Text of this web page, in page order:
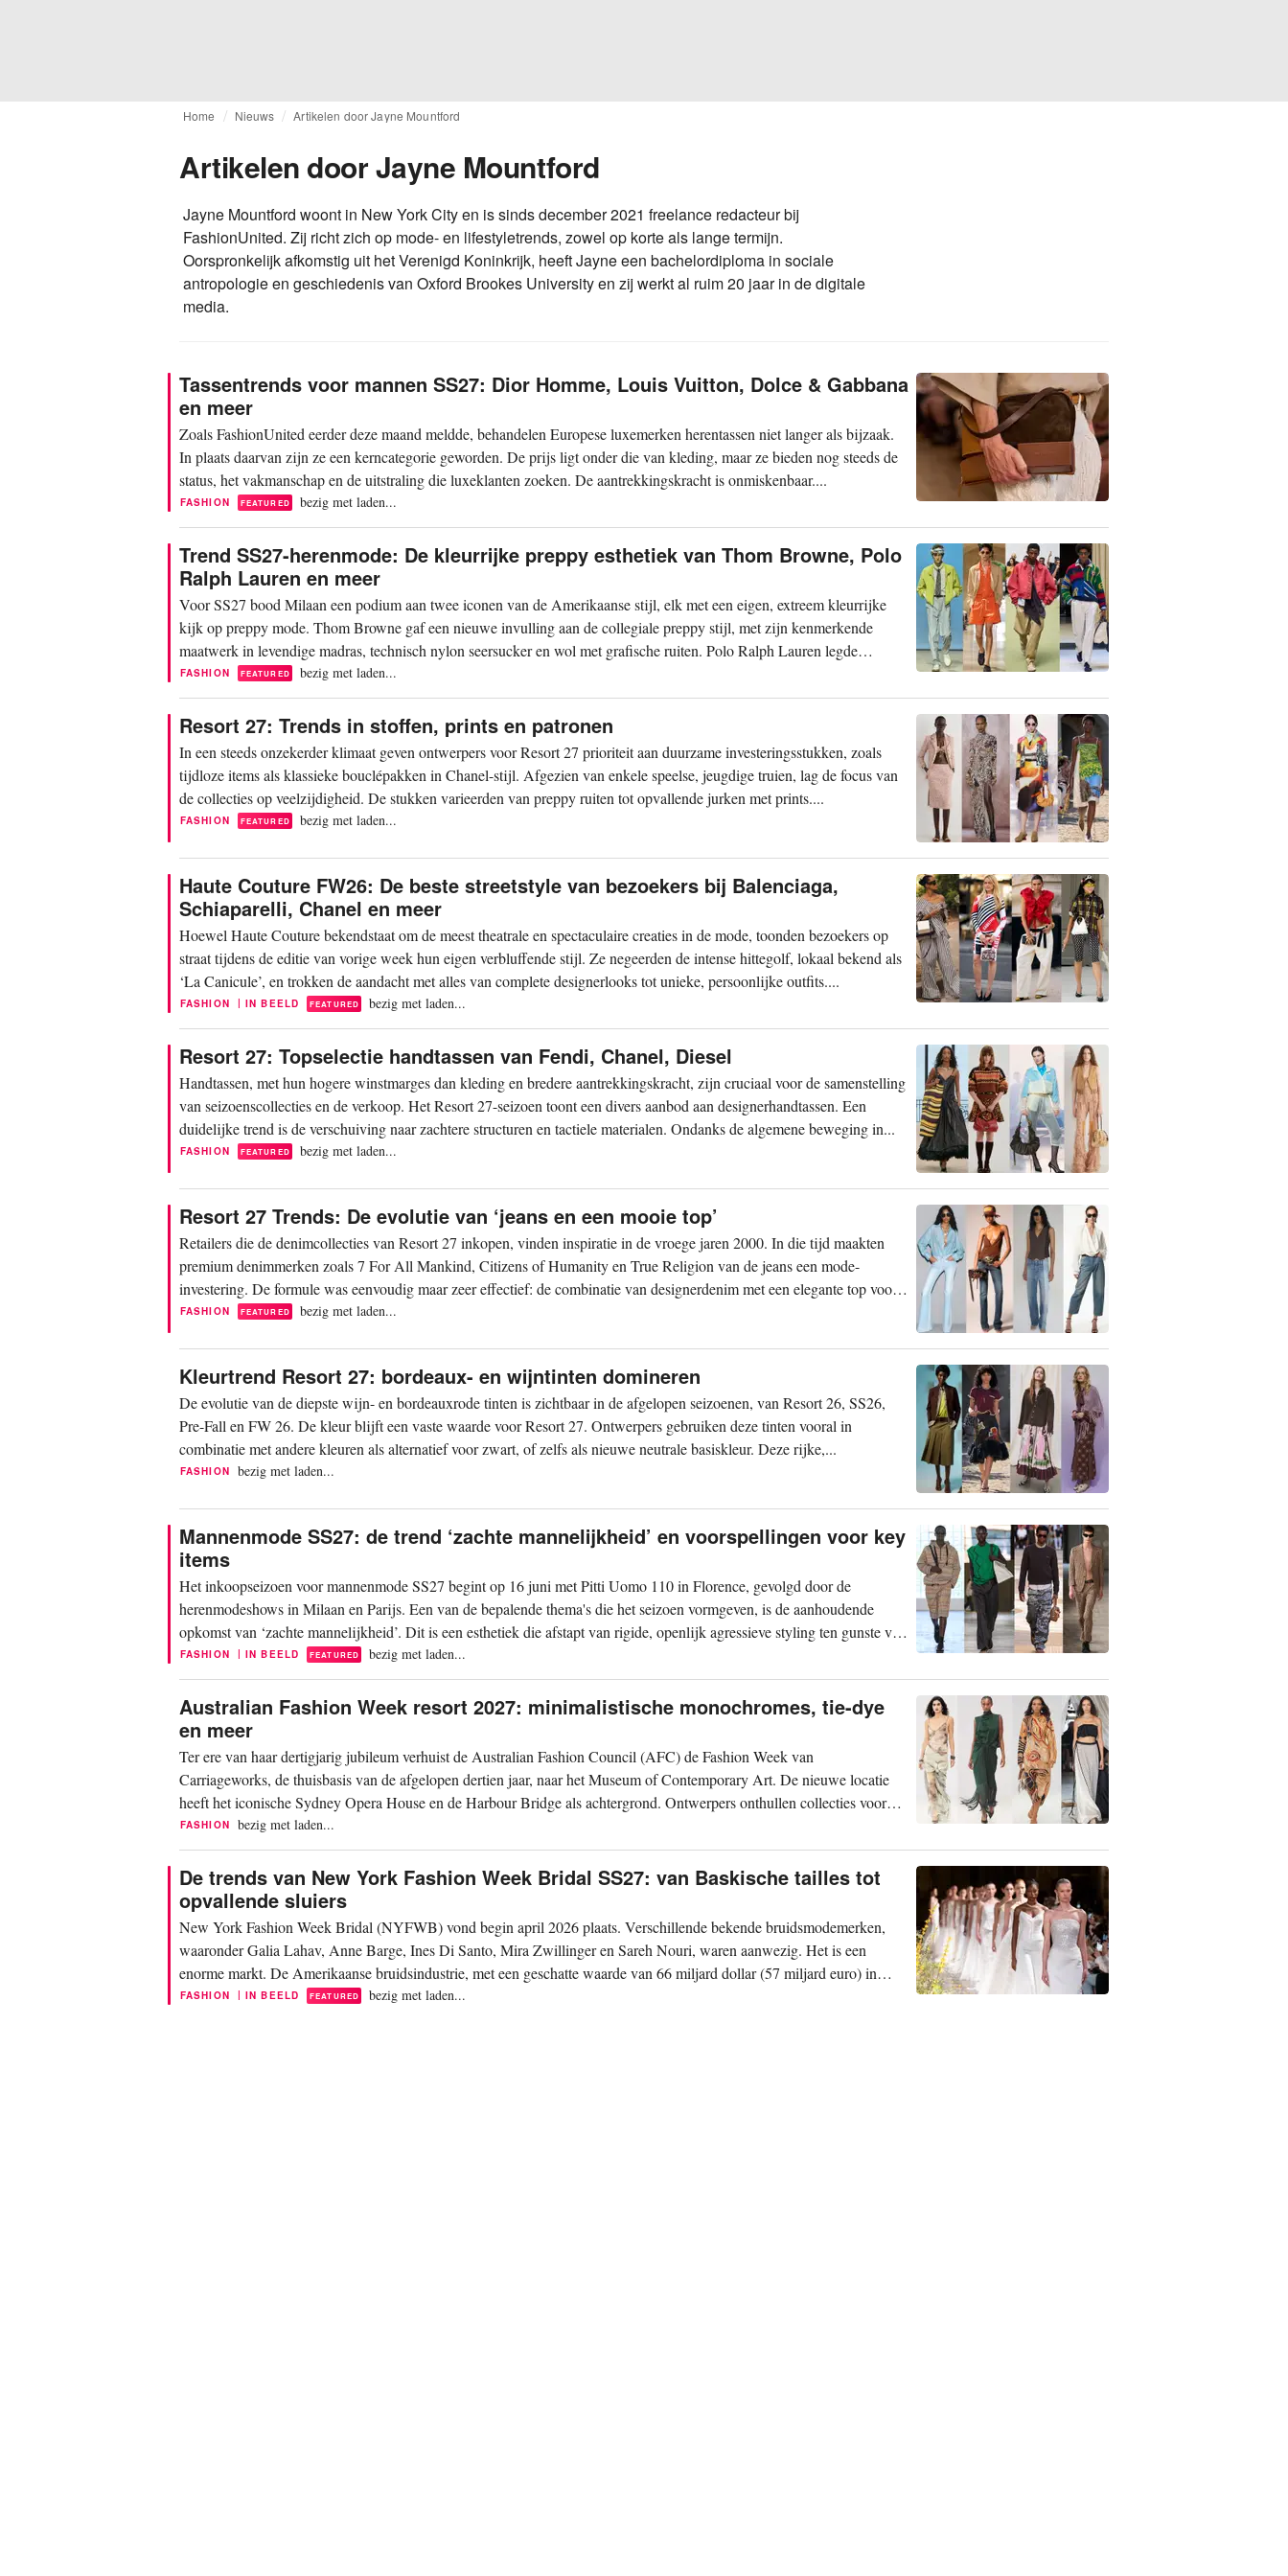
Home Nieuws Artikelen door Jayne Mountford
Artikelen door Jayne Mountford
Jayne Mountford woont in New York City en is sinds december 2021 freelance redacteur bij
FashionUnited. Zij richt zich op mode- en lifestyletrends, zowel op korte als lange termijn.
Oorspronkelijk afkomstig uit het Verenigd Koninkrijk, heeft Jayne een bachelordiploma in sociale
antropologie en geschiedenis van Oxford Brookes University en zij werkt al ruim 20 jaar in de digitale
media.
Tassentrends voor mannen SS27: Dior Homme, Louis Vuitton, Dolce & Gabbana
en meer
Zoals FashionUnited eerder deze maand meldde, behandelen Europese luxemerken herentassen niet langer als bijzaak.
In plaats daarvan zijn ze een kerncategorie geworden. De prijs ligt onder die van kleding, maar ze bieden nog steeds de
status, het vakmanschap en de uitstraling die luxeklanten zoeken. De aantrekkingskracht is onmiskenbaar....
FASHION FEATURED bezig met laden...
Trend SS27-herenmode: De kleurrijke preppy esthetiek van Thom Browne, Polo
Ralph Lauren en meer
Voor SS27 bood Milaan een podium aan twee iconen van de Amerikaanse stijl, elk met een eigen, extreem kleurrijke
kijk op preppy mode. Thom Browne gaf een nieuwe invulling aan de collegiale preppy stijl, met zijn kenmerkende
maatwerk in levendige madras, technisch nylon seersucker en wol met grafische ruiten. Polo Ralph Lauren legde
daarentegen...
FASHION FEATURED bezig met laden...
Resort 27: Trends in stoffen, prints en patronen
In een steeds onzekerder klimaat geven ontwerpers voor Resort 27 prioriteit aan duurzame investeringsstukken, zoals
tijdloze items als klassieke bouclépakken in Chanel-stijl. Afgezien van enkele speelse, jeugdige truien, lag de focus van
de collecties op veelzijdigheid. De stukken varieerden van preppy ruiten tot opvallende jurken met prints....
FASHION FEATURED bezig met laden...
Haute Couture FW26: De beste streetstyle van bezoekers bij Balenciaga,
Schiaparelli, Chanel en meer
Hoewel Haute Couture bekendstaat om de meest theatrale en spectaculaire creaties in de mode, toonden bezoekers op
straat tijdens de editie van vorige week hun eigen verbluffende stijl. Ze negeerden de intense hittegolf, lokaal bekend als
‘La Canicule’, en trokken de aandacht met alles van complete designerlooks tot unieke, persoonlijke outfits....
FASHION | IN BEELD FEATURED bezig met laden...
Resort 27: Topselectie handtassen van Fendi, Chanel, Diesel
Handtassen, met hun hogere winstmarges dan kleding en bredere aantrekkingskracht, zijn cruciaal voor de samenstelling
van seizoenscollecties en de verkoop. Het Resort 27-seizoen toont een divers aanbod aan designerhandtassen. Een
duidelijke trend is de verschuiving naar zachtere structuren en tactiele materialen. Ondanks de algemene beweging in...
FASHION FEATURED bezig met laden...
Resort 27 Trends: De evolutie van ‘jeans en een mooie top’
Retailers die de denimcollecties van Resort 27 inkopen, vinden inspiratie in de vroege jaren 2000. In die tijd maakten
premium denimmerken zoals 7 For All Mankind, Citizens of Humanity en True Religion van de jeans een mode-
investering. De formule was eenvoudig maar zeer effectief: de combinatie van designerdenim met een elegante top voor
een...
FASHION FEATURED bezig met laden...
Kleurtrend Resort 27: bordeaux- en wijntinten domineren
De evolutie van de diepste wijn- en bordeauxrode tinten is zichtbaar in de afgelopen seizoenen, van Resort 26, SS26,
Pre-Fall en FW 26. De kleur blijft een vaste waarde voor Resort 27. Ontwerpers gebruiken deze tinten vooral in
combinatie met andere kleuren als alternatief voor zwart, of zelfs als nieuwe neutrale basiskleur. Deze rijke,...
FASHION bezig met laden...
Mannenmode SS27: de trend ‘zachte mannelijkheid’ en voorspellingen voor key
items
Het inkoopseizoen voor mannenmode SS27 begint op 16 juni met Pitti Uomo 110 in Florence, gevolgd door de
herenmodeshows in Milaan en Parijs. Een van de bepalende thema's die het seizoen vormgeven, is de aanhoudende
opkomst van ‘zachte mannelijkheid’. Dit is een esthetiek die afstapt van rigide, openlijk agressieve styling ten gunste van
een meer...
FASHION | IN BEELD FEATURED bezig met laden...
Australian Fashion Week resort 2027: minimalistische monochromes, tie-dye
en meer
Ter ere van haar dertigjarig jubileum verhuist de Australian Fashion Council (AFC) de Fashion Week van
Carriageworks, de thuisbasis van de afgelopen dertien jaar, naar het Museum of Contemporary Art. De nieuwe locatie
heeft het iconische Sydney Opera House en de Harbour Bridge als achtergrond. Ontwerpers onthullen collecties voor
de...
FASHION bezig met laden...
De trends van New York Fashion Week Bridal SS27: van Baskische tailles tot
opvallende sluiers
New York Fashion Week Bridal (NYFWB) vond begin april 2026 plaats. Verschillende bekende bruidsmodemerken,
waaronder Galia Lahav, Anne Barge, Ines Di Santo, Mira Zwillinger en Sareh Nouri, waren aanwezig. Het is een
enorme markt. De Amerikaanse bruidsindustrie, met een geschatte waarde van 66 miljard dollar (57 miljard euro) in
2025, is een...
FASHION | IN BEELD FEATURED bezig met laden...